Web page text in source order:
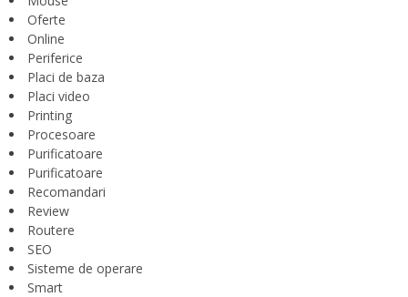
Oferte
Online
Periferice
Placi de baza
Placi video
Printing
Procesoare
Purificatoare
Purificatoare
Recomandari
Review
Routere
SEO
Sisteme de operare
Smart